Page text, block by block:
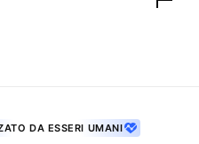
DA ESSERI UMANI